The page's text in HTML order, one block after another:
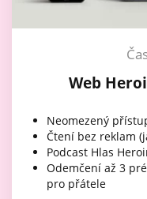
Web
Neomezený
Čtení bez reklam
Podcast Hlas
Odemčení až 3
pro přátele